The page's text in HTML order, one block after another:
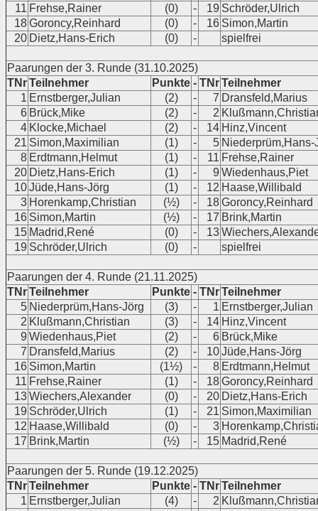
11 Frehse,Rainer (0) - 19 Schröder,Ulrich
18Goroncy,Reinhard (0) - 16 Simon,Martin
20 Dietz,Hans-Erich (0) - spielfrei
Paarungen der 3. Runde (31.10.2025)
TNrTeilnehmer Punkte - TNrTeilnehmer
1 Ernstberger,Julian (2) - 7 Dransfeld,Marius
6 Brück,Mike (2) - 2
4 Klocke,Michael (2) - 14 Hinz,Vincent
21 Simon,Maximilian (1) - 5 Niederprüm,Hans-
8 Erdtmann,Helmut (1) - 11 Frehse,Rainer
20 Dietz,Hans-Erich (1) - 9 Wiedenhaus,Piet
10Jüde,Hans-Jörg (1) - 12 Haase,Willibald
3 Horenkamp,Christian (½) - 18Goroncy,Reinhard
16 Simon,Martin (½) - 17 Brink,Martin
15 Madrid,René (0) - 13
19 Schröder,Ulrich (0) - spielfrei
Paarungen der 4. Runde (21.11.2025)
TNrTeilnehmer Punkte - TNrTeilnehmer
5 Niederprüm,Hans-Jörg (3) - 1 Ernstberger,Julian
2 Klußmann,Christian (3) - 14 Hinz,Vincent
9 Wiedenhaus,Piet (2) - 6 Brück,Mike
7 Dransfeld,Marius (2) - 10Jüde,Hans-Jörg
16 Simon,Martin (1½) - 8 Erdtmann,Helmut
11 Frehse,Rainer (1) - 18Goroncy,Reinhard
13Wiechers,Alexander (0) - 20 Dietz,Hans-Erich
19 Schröder,Ulrich (1) - 21 Simon,Maximilian
12 Haase,Willibald (0) - 3
17 Brink,Martin (½) - 15 Madrid,René
Paarungen der 5. Runde (19.12.2025)
TNrTeilnehmer Punkte - TNrTeilnehmer
1 Ernstberger,Julian (4) - 2